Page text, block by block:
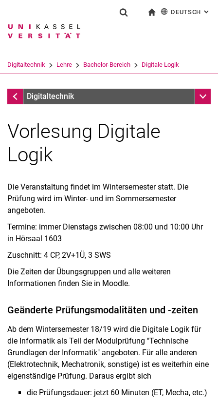
Springe direkt zu: Inhalt
Springe direkt zu: Suche
Springe direkt zu:
Suchbegriff
Suchen (öffnet externen Link in einem
DEUTSCH :
Digitaltechnik Lehre Bachelor-Bereich Digitale Logik
Bachelor-Bereich
Digitaltechnik
Bachelor-Bereich
Digitale Systeme
VHDL-Kurs und -Praktikum
Digitale Signalverarbeitung...
Master-Bereich
Seminare
Technikfolgenabschätzung
ECE Seminar
Prüfungen & Tipps
Vorlesung Digitale
Logik
Die Veranstaltung findet im Wintersemester statt. Die
Prüfung wird im Winter- und im Sommersemester
angeboten.
Termine: immer Dienstags zwischen 08:00 und 10:00 Uhr
in Hörsaal 1603
Zuschnitt: 4 CP, 2V+1Ü, 3 SWS
Die Zeiten der Übungsgruppen und alle weiteren
Informationen finden Sie in Moodle.
Geänderte Prüfungsmodalitäten und -zeiten
Ab dem Wintersemester 18/19 wird die Digitale Logik für
die Informatik als Teil der Modulprüfung "Technische
Grundlagen der Informatik" angeboten. Für alle anderen
(Elektrotechnik, Mechatronik, sonstige) ist es weiterhin eine
eigenständige Prüfung. Daraus ergibt sich
die Prüfungsdauer: jetzt 60 Minuten (ET, Mecha, etc.)